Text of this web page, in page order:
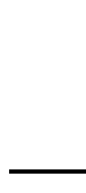
กำไรสุทธิของ 10